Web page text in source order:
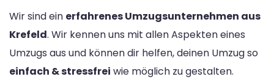
Wir sind ein erfahrenes Umzugsunternehmen aus
Krefeld. Wir kennen uns mit allen Aspekten eines
Umzugs aus und können dir helfen, deinen Umzug so
einfach & stressfrei wie möglich zu gestalten.